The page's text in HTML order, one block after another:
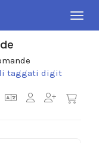
taggati digit